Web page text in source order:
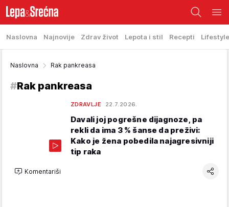
Naslovna Najnovije Zdrav život Lepota i stil Recepti Lifestyle
Naslovna Rak pankreasa
#Rak pankreasa
ZDRAVLJE 22.7.2026.
Davali joj pogrešne dijagnoze, pa
rekli da ima 3 % šanse da preživi:
Kako je žena pobedila najagresivniji
tip raka
Komentariši